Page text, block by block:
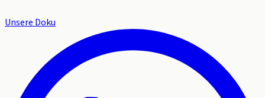
Unsere Doku